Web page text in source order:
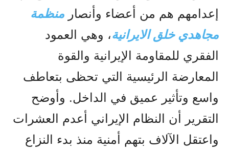
إعدامهم هم من أعضاء وأنصار منظمة
مجاهدي خلق الایرانیة، وهي العمود
الفقري للمقاومة الإيرانية والقوة
المعارضة الرئيسية التي تحظى بتعاطف
واسع وتأثير عميق في الداخل. وأوضح
التقرير أن النظام الإيراني أعدم العشرات
واعتقل الآلاف بتهم أمنية منذ بدء النزاع